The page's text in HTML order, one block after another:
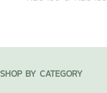
SHOP BY CATEGORY